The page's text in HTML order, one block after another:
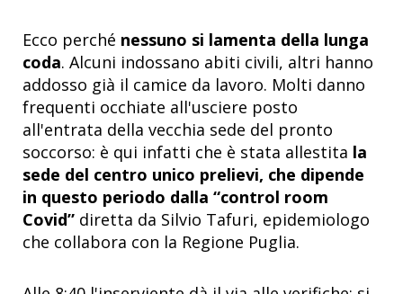
Ecco perché nessuno si lamenta della lunga
coda. Alcuni indossano abiti civili, altri hanno
addosso già il camice da lavoro. Molti danno
frequenti occhiate all'usciere posto
all'entrata della vecchia sede del pronto
soccorso: è qui infatti che è stata allestita la
sede del centro unico prelievi, che dipende
in questo periodo dalla “control room
Covid” diretta da Silvio Tafuri, epidemiologo
che collabora con la Regione Puglia.